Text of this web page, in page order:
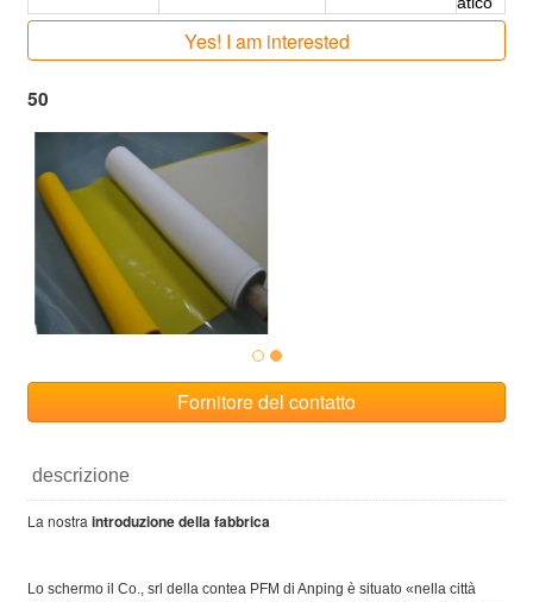
Yes! I am interested
50
Fornitore del contatto
descrizione
La nostraintroduzione della fabbrica
Lo schermo il Co., srl della contea PFM di Anping è situato «nella città